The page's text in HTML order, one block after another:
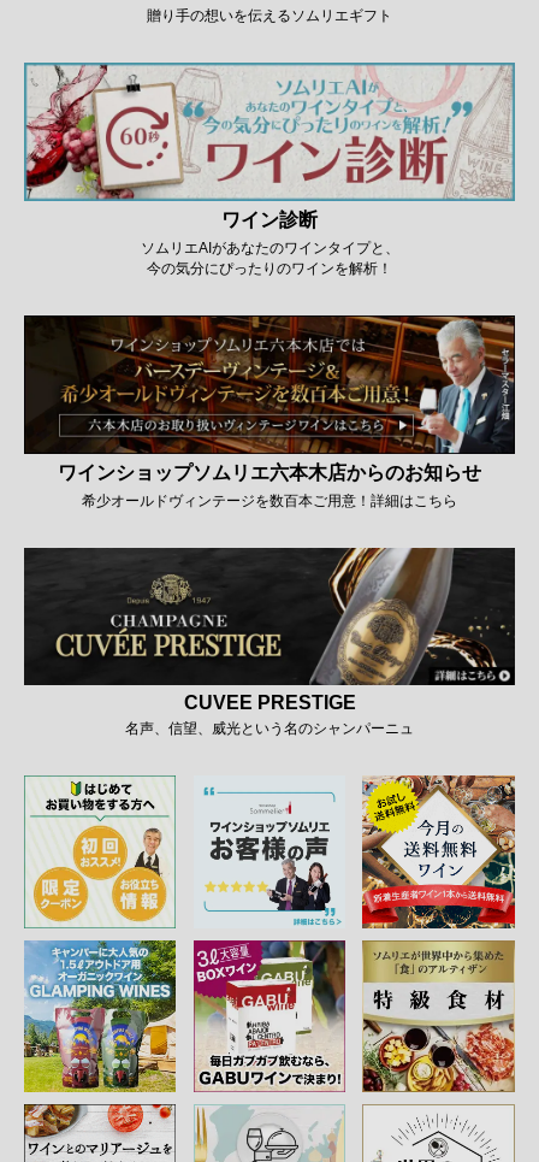
贈り手の想いを伝えるソムリエギフト
ワイン診断
ソムリエAIがあなたのワインタイプと、
今の気分にぴったりのワインを解析！
ワインショップソムリエ六本木店からのお知らせ
希少オールドヴィンテージを数百本ご用意！詳細はこちら
CUVEE PRESTIGE
名声、信望、威光という名のシャンパーニュ